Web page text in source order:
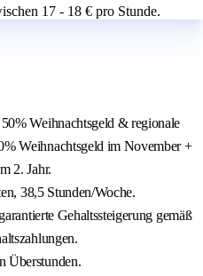
17 - 18 € pro Stunde.
Weihnachtsgeld & regionale
Weihnachtsgeld im November +
2. Jahr.
38,5 Stunden/Woche.
Gehaltssteigerung gemäß
Überstunden.